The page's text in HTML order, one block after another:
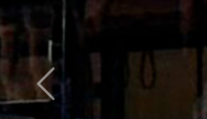
Предыдущий